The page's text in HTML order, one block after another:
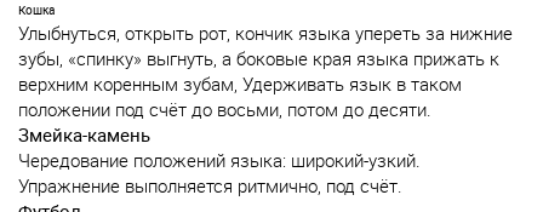
Кошка
Улыбнуться, открыть рот, кончик языка упереть за нижние
зубы, «спинку» выгнуть, а боковые края языка прижать к
верхним коренным зубам, Удерживать язык в таком
положении под счёт до восьми, потом до десяти.
Змейка-камень
Чередование положений языка: широкий-узкий.
Упражнение выполняется ритмично, под счёт.